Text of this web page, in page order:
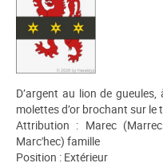
D’argent au lion de
molettes d’or brochant sur le
Attribution : Marec
Marc'hec) famille
Position : Extérieur